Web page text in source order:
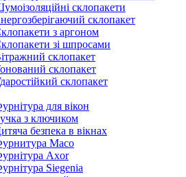
склопакети
склопакет
з аргоном
зі шпросами
склопакет
склопакет
склопакет
для вікон
з ключиком
безпека в вікнах
Maco
Axor
Siegenia